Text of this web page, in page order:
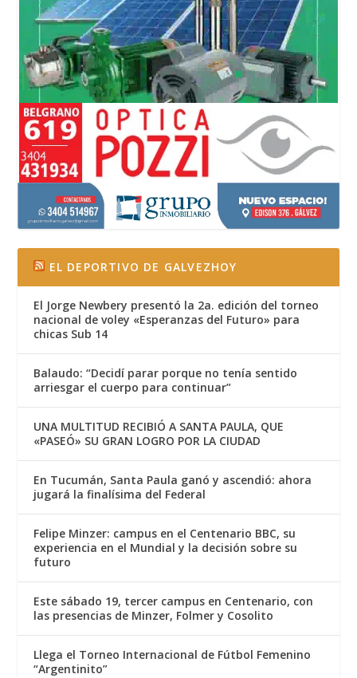
EL DEPORTIVO DE GALVEZHOY
El Jorge Newbery presentó la 2a. edición del torneo
nacional de voley «Esperanzas del Futuro» para
chicas Sub 14
Balaudo: “Decidí parar porque no tenía sentido
arriesgar el cuerpo para continuar”
UNA MULTITUD RECIBIÓ A SANTA PAULA, QUE
«PASEÓ» SU GRAN LOGRO POR LA CIUDAD
En Tucumán, Santa Paula ganó y ascendió: ahora
jugará la finalísima del Federal
Felipe Minzer: campus en el Centenario BBC, su
experiencia en el Mundial y la decisión sobre su
futuro
Este sábado 19, tercer campus en Centenario, con
las presencias de Minzer, Folmer y Cosolito
Llega el Torneo Internacional de Fútbol Femenino
“Argentinito”